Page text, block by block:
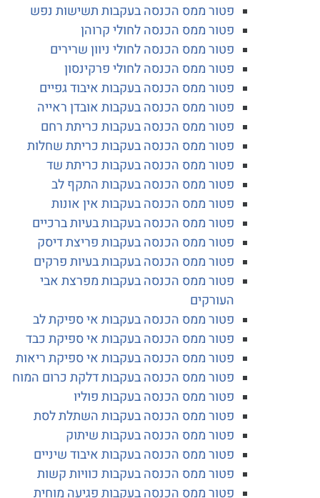
פטור ממס הכנסה בעקבות תשישות נפש
פטור ממס הכנסה לחולי קרוהן
פטור ממס הכנסה לחולי ניוון שרירים
פטור ממס הכנסה לחולי פרקינסון
פטור ממס הכנסה בעקבות איבוד גפיים
פטור ממס הכנסה בעקבות אובדן ראייה
פטור ממס הכנסה בעקבות כריתת רחם
פטור ממס הכנסה בעקבות כריתת שחלות
פטור ממס הכנסה בעקבות כריתת שד
פטור ממס הכנסה בעקבות התקף לב
פטור ממס הכנסה בעקבות אין אונות
פטור ממס הכנסה בעקבות בעיות ברכיים
פטור ממס הכנסה בעקבות פריצת דיסק
פטור ממס הכנסה בעקבות בעיות פרקים
פטור ממס הכנסה בעקבות מפרצת אבי
העורקים
פטור ממס הכנסה בעקבות אי ספיקת לב
פטור ממס הכנסה בעקבות אי ספיקת כבד
פטור ממס הכנסה בעקבות אי ספיקת ריאות
פטור ממס הכנסה בעקבות דלקת כרום המוח
פטור ממס הכנסה בעקבות פוליו
פטור ממס הכנסה בעקבות השתלת לסת
פטור ממס הכנסה בעקבות שיתוק
פטור ממס הכנסה בעקבות איבוד שיניים
פטור ממס הכנסה בעקבות כוויות קשות
פטור ממס הכנסה בעקבות פגיעה מוחית